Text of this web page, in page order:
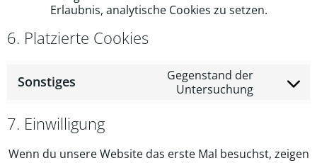
Erlaubnis, analytische Cookies zu setzen.
6. Platzierte Cookies
Sonstiges
Gegenstand der
Untersuchung
Consent
7. Einwilligung
Wenn du unsere Website das erste Mal besuchst, zeigen